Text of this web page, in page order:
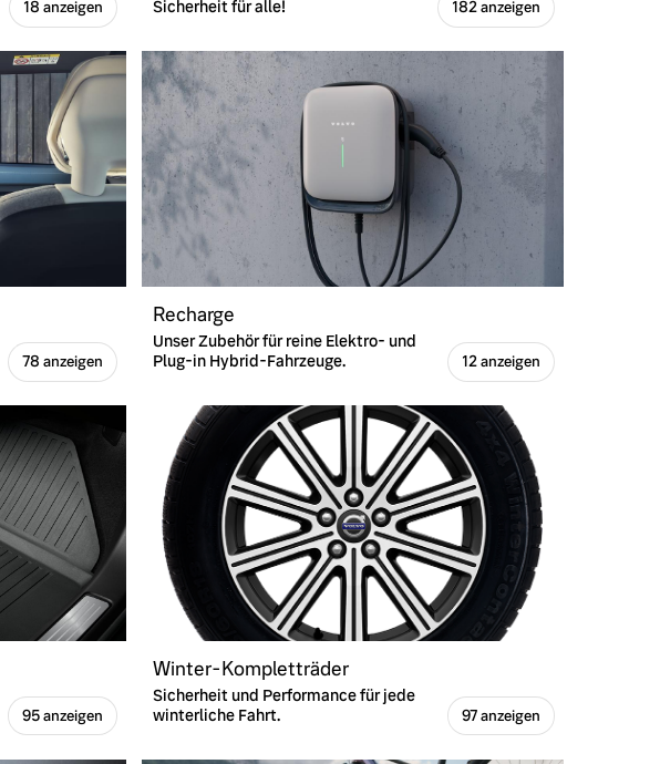
18 anzeigen
Sicherheit für alle!
182 anzeigen
78 anzeigen
Recharge
Unser Zubehör für reine Elektro- und
Plug-in Hybrid-Fahrzeuge.
12 anzeigen
95 anzeigen
Winter-Kompletträder
Sicherheit und Performance für jede
winterliche Fahrt.
97 anzeigen